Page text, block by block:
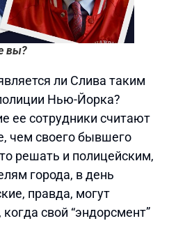
вы?
ли Слива таким
Нью-Йорка?
ее сотрудники считают
чем своего бывшего
решать и полицейским,
города, в день
правда, могут
свой “эндорсмент”